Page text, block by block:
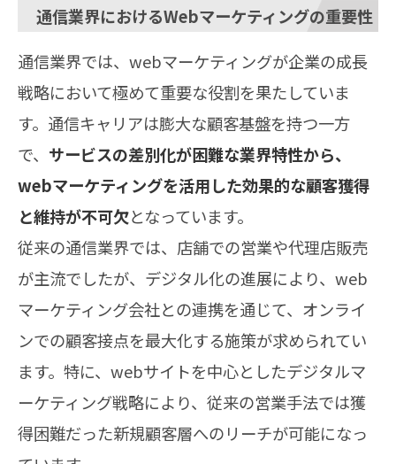
通信業界におけるWebマーケティングの重要性
通信業界では、webマーケティングが企業の成長
戦略において極めて重要な役割を果たしていま
す。通信キャリアは膨大な顧客基盤を持つ一方
で、 サービスの差別化が困難な業界特性から、
webマーケティングを活用した効果的な顧客獲得
と維持が不可欠となっています。
従来の通信業界では、店舗での営業や代理店販売
が主流でしたが、デジタル化の進展により、web
マーケティング会社との連携を通じて、オンライ
ンでの顧客接点を最大化する施策が求められてい
ます。特に、webサイトを中心としたデジタルマ
ーケティング戦略により、従来の営業手法では獲
得困難だった新規顧客層へのリーチが可能になっ